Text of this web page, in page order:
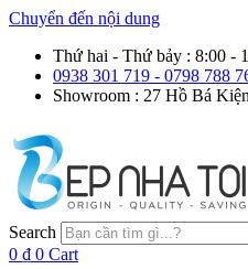
Chuyển đến nội dung
Thứ hai - Thứ bảy : 8:00 -
0938 301 719 - 0798 788
Showroom : 27 Hồ Bá
Search
0 ₫ 0 Cart